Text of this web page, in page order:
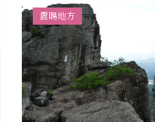
置賜地方